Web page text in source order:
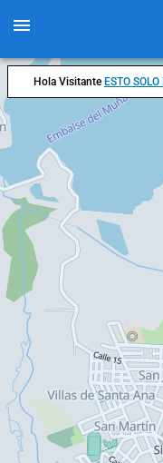
Hola Visitante ESTO